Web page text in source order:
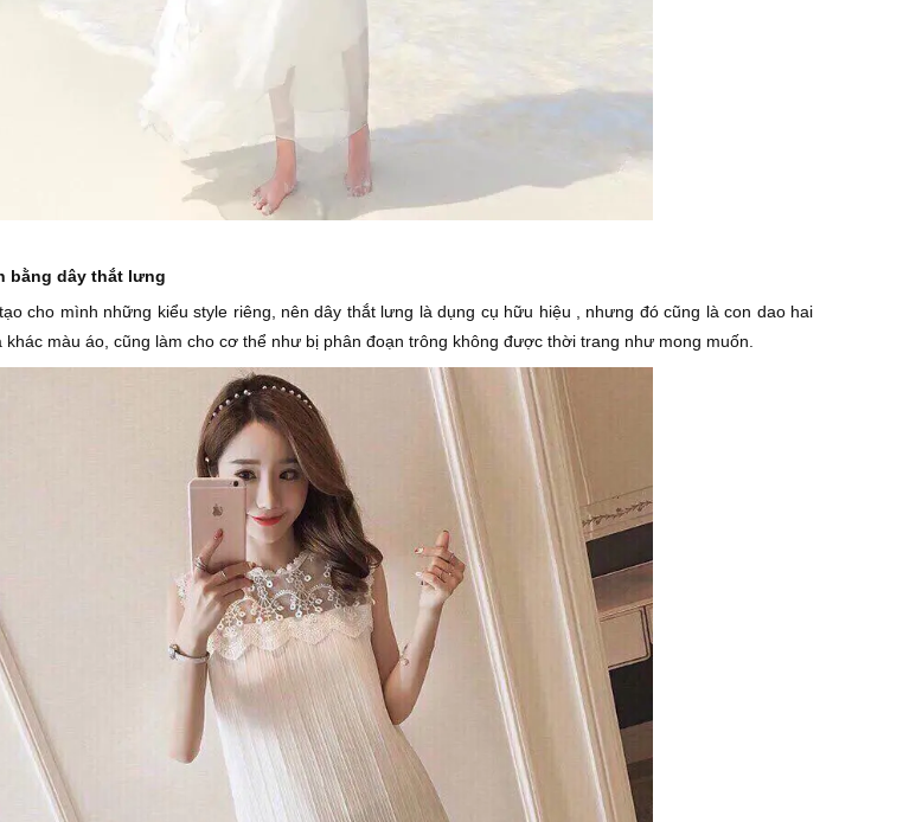
bằng dây thắt lưng
cho mình những kiểu style riêng, nên dây thắt lưng là dụng cụ hữu hiệu , nhưng đó cũng là con dao hai
màu áo, cũng làm cho cơ thể như bị phân đoạn trông không được thời trang như mong muốn.